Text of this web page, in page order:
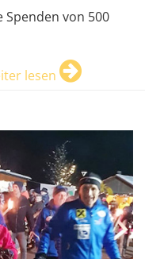
von 500
lesen